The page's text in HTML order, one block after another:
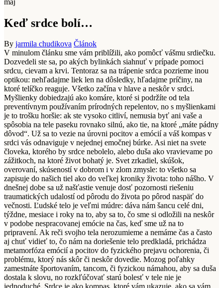
Keď srdce bolí…
By jarmila chudikova Článok
V minulom článku sme vám priblížili, ako pomôcť vášmu srdiečku.
Dozvedeli ste sa, po akých bylinkách siahnuť v prípade pomoci
srdcu, cievam a krvi. Tentoraz sa na trápenie srdca pozrieme inou
optikou: nehľadajme liek len na dôsledky, hľadajme príčiny, na
ktoré telíčko reaguje. Všetko začína v hlave a neskôr v srdci.
Myšlienky dobiedzajú ako komáre, ktoré si podržíte od tela
preventívnym používaním prírodných repelentov, no s myšlienkami
je to trošku horšie: ak ste vysoko citliví, nemusia byť ani vaše a
spôsobia na tele paseku rovnako silnú, ako tie, na ktoré „máte pádny
dôvod“. Už sa to vezie na úrovni pocitov a emócií a váš kompas v
srdci vás odnaviguje v nejednej emočnej búrke. Asi niet na svete
človeka, ktorého by srdce nebolelo, alebo duša ako vravievame po
zážitkoch, na ktoré život bohatý je. Svet zrkadiel, skúšok,
overovaní, skúseností v dobrom i v zlom zmysle: to všetko sa
zapisuje do našich tiel ako do veľkej kroniky života: toho nášho. V
dnešnej dobe sa už našťastie venuje dosť pozornosti riešeniu
traumatických udalostí od pôrodu do života po pôrod naspäť do
večnosti. Ľudské telo je veľmi múdre: dáva nám šancu celé dni,
týždne, mesiace i roky na to, aby sa to, čo sme si odložili na neskôr
v podobe nespracovanej emócie na čas, keď sme už na to
pripravení. Ak reči svojho tela nerozumieme a nemáme čas a často
aj chuť vidieť to, čo nám na doriešenie telo predkladá, prichádza
metamorfóza emócií a pocitov do fyzického prejavu ochorenia, či
problému, ktorý nás skôr či neskôr dovedie. Mozog poľahky
zamestnáte športovaním, tancom, či fyzickou námahou, aby sa duša
dostala k slovu, no rozkľúčovať starú bolesť v tele nie je